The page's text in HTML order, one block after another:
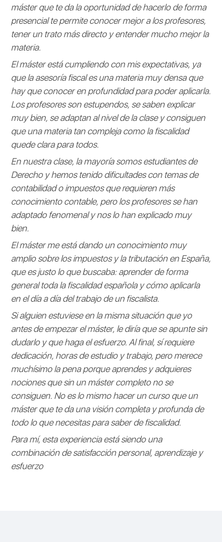
máster que te da la oportunidad de hacerlo de forma
presencial te permite conocer mejor a los profesores,
tener un trato más directo y entender mucho mejor la
materia.
El máster está cumpliendo con mis expectativas, ya
que la asesoría fiscal es una materia muy densa que
hay que conocer en profundidad para poder aplicarla.
Los profesores son estupendos, se saben explicar
muy bien, se adaptan al nivel de la clase y consiguen
que una materia tan compleja como la fiscalidad
quede clara para todos.
En nuestra clase, la mayoría somos estudiantes de
Derecho y hemos tenido dificultades con temas de
contabilidad o impuestos que requieren más
conocimiento contable, pero los profesores se han
adaptado fenomenal y nos lo han explicado muy
bien.
El máster me está dando un conocimiento muy
amplio sobre los impuestos y la tributación en España,
que es justo lo que buscaba: aprender de forma
general toda la fiscalidad española y cómo aplicarla
en el día a día del trabajo de un fiscalista.
Si alguien estuviese en la misma situación que yo
antes de empezar el máster, le diría que se apunte sin
dudarlo y que haga el esfuerzo. Al final, sí requiere
dedicación, horas de estudio y trabajo, pero merece
muchísimo la pena porque aprendes y adquieres
nociones que sin un máster completo no se
consiguen. No es lo mismo hacer un curso que un
máster que te da una visión completa y profunda de
todo lo que necesitas para saber de fiscalidad.
Para mí, esta experiencia está siendo una
combinación de satisfacción personal, aprendizaje y
esfuerzo